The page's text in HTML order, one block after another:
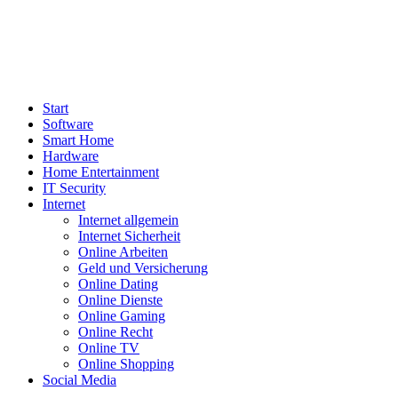
Start
Software
Smart Home
Hardware
Home Entertainment
IT Security
Internet
Internet allgemein
Internet Sicherheit
Online Arbeiten
Geld und Versicherung
Online Dating
Online Dienste
Online Gaming
Online Recht
Online TV
Online Shopping
Social Media